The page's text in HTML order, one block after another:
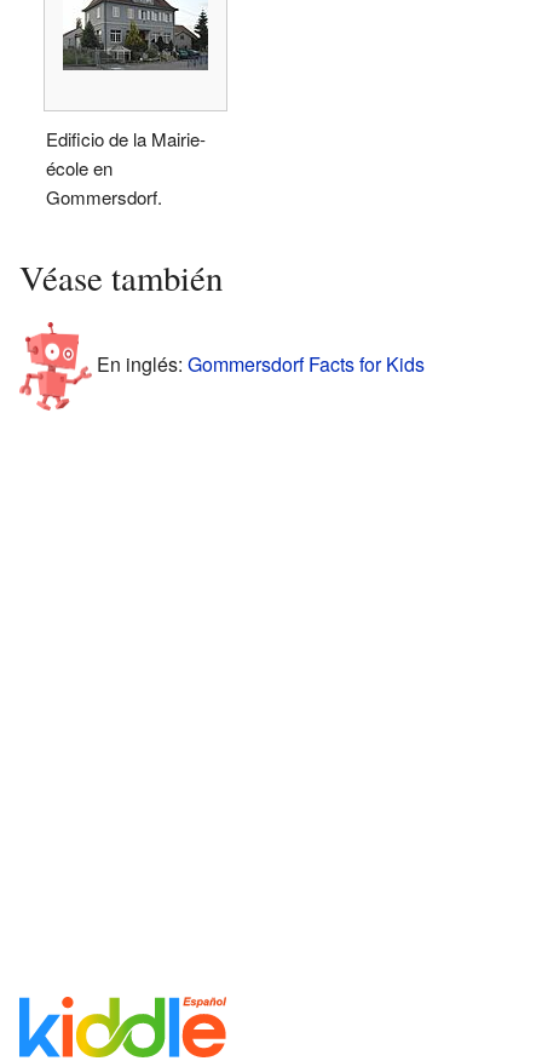
Edificio de la Mairie-
école en
Gommersdorf.
Véase también
En inglés: Gommersdorf Facts for Kids